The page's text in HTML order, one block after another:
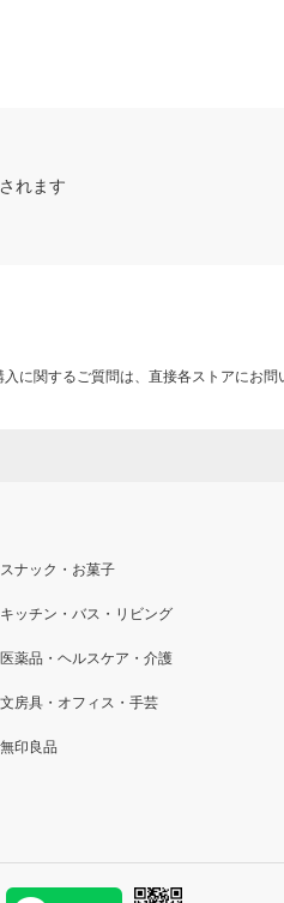
れます
に関するご質問は、直接各ストアにお問
スナック・お菓子
キッチン・バス・リビング
医薬品・ヘルスケア・介護
文房具・オフィス・手芸
無印良品